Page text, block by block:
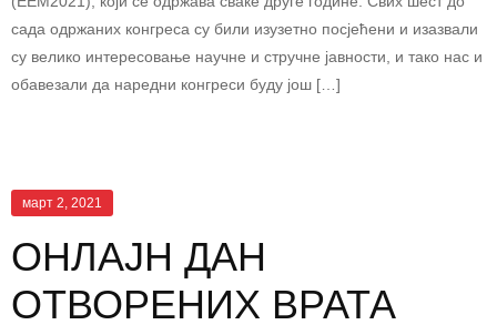
сада одржаних конгреса су били изузетно посјећени и изазвали
су велико интересовање научнe и стручне јавности, и тако нас и
обавезали да наредни конгреси буду још […]
март 2, 2021
ОНЛАЈН ДАН
ОТВОРЕНИХ ВРАТА